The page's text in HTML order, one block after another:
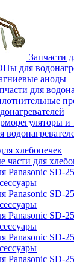
Запчасти
для
аноды
для
и
хлебопечек
части для
Panasonic SD-
Panasonic SD-
Panasonic SD-
Panasonic SD-
Panasonic SD-